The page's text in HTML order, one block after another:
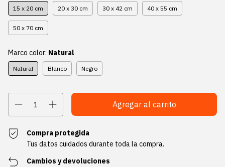
15 x 20 cm 20 x 30 cm 30 x 42 cm 40 x 55 cm
50 x 70 cm
Marco color: Natural
Natural Blanco Negro
Compra protegida
Tus datos cuidados durante toda la compra.
Cambios y devoluciones